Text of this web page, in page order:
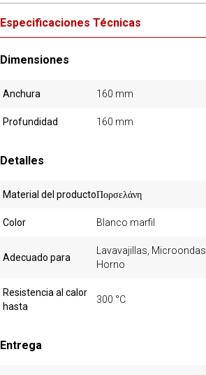
Especificaciones Técnicas
Dimensiones
Anchura 160 mm
Profundidad 160 mm
Detalles
Material del productoΠορσελάνη
Color Blanco marfil
Adecuado para
Lavavajillas, Microondas,
Horno
Resistencia al calor
hasta
300 °C
Entrega